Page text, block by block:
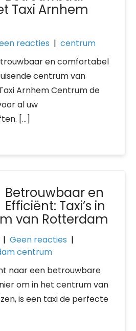
Taxi Arnhem
reacties | centrum
en comfortabel
centrum van
Arnhem Centrum de
al uw
[…]
Betrouwbaar en
Efficiënt: Taxi’s in
van Rotterdam
| Geen reacties |
centrum
naar een betrouwbare
om in het centrum van
is een taxi de perfecte